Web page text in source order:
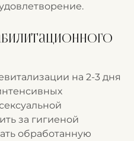
на 2-3 дня
за гигиеной
обработанную